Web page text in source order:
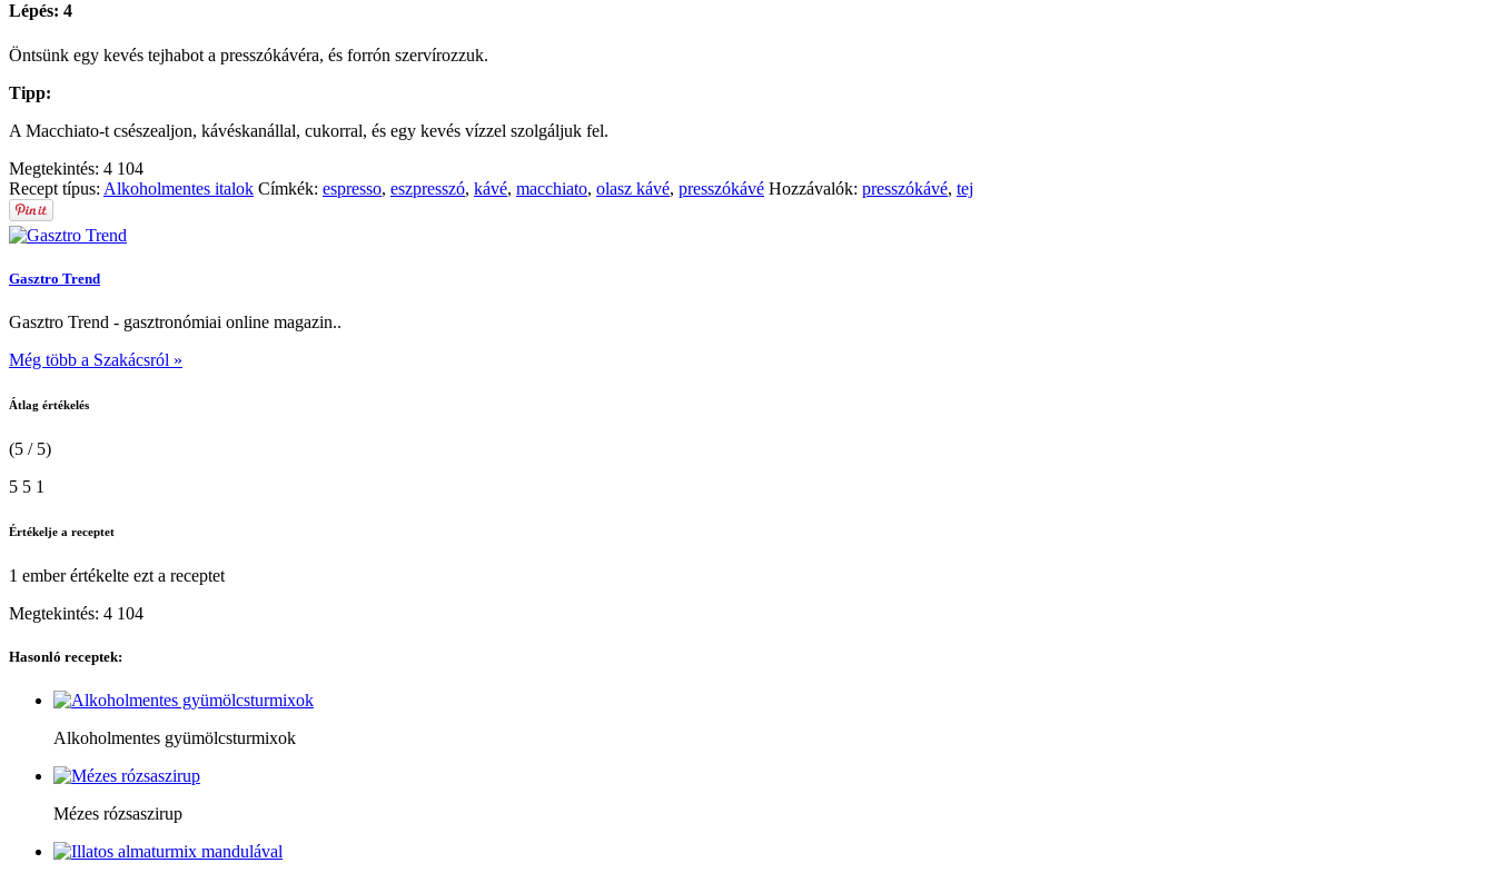
Lépés: 4
Öntsünk egy kevés tejhabot a presszókávéra, és forrón szervírozzuk.
Tipp:
A Macchiato-t csészealjon, kávéskanállal, cukorral, és egy kevés vízzel szolgáljuk fel.
Megtekintés: 4 104
Recept típus: Alkoholmentes italok Címkék: espresso, eszpresszó, kávé, macchiato, olasz kávé, presszókávé Hozzávalók: presszókávé, tej
Gasztro Trend
Gasztro Trend - gasztronómiai online magazin..
Még több a Szakácsról »
Átlag értékelés
(5 / 5)
5 5 1
Értékelje a receptet
1 emberértékelte ezt a receptet
Megtekintés: 4 104
Hasonló receptek:
Alkoholmentes gyümölcsturmixok
Mézes rózsaszirup